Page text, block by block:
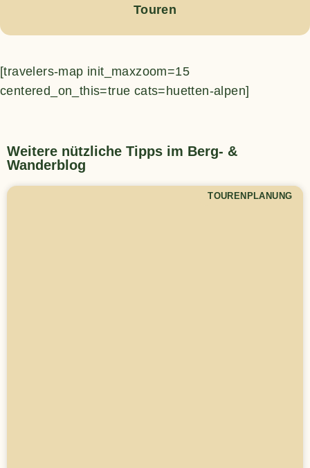
Touren
[travelers-map init_maxzoom=15
centered_on_this=true cats=huetten-alpen]
Weitere nützliche Tipps im Berg- &
Wanderblog
TOURENPLANUNG